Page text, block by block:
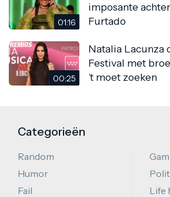
01:16
imposante
Furtado
00:25
Natalia Lacunza
Festival met
’t moet zoeken
Categorieën
Random
Humor
Fail
Life